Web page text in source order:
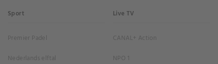
Sport
Premier Padel
Nederlands elftal
Live TV
CANAL+ Action
NPO 1